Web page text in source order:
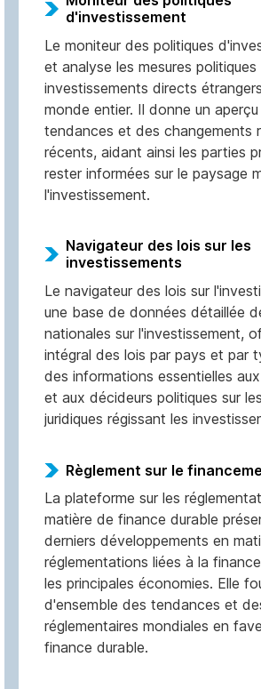
d'investissement
Le moniteur des politiques
et analyse les mesures
investissements directs
monde entier. Il donne un
tendances et des changements
récents, aidant ainsi les parties
rester informées sur le paysage
l'investissement.
Navigateur des lois sur les
investissements
Le navigateur des lois sur
une base de données détaillée
nationales sur l'investissement,
intégral des lois par pays et par
des informations essentielles
et aux décideurs politiques sur
juridiques régissant les
Règlement sur le
La plateforme sur les
matière de finance durable
derniers développements en
réglementations liées à la
les principales économies. Elle
d'ensemble des tendances et
réglementaires mondiales en
finance durable.